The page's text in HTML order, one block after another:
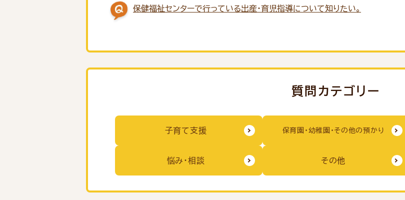
保健福祉センターで行っている出産・育児指導について知りたい。
質問カテゴリー
子育て支援 保育園・幼稚園・その他の預かり
悩み・相談 その他